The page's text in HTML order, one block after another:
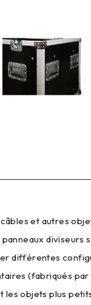
et autres
diviseurs
différentes
(fabriqués
les objets plus